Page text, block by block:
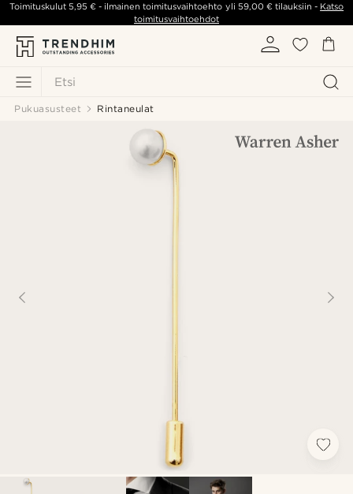
Etsi
Toimituskulut5,95 € - ilmainen toimitusvaihtoehto yli 59,00 €tilauksiin - Katso
toimitusvaihtoehdot
Pukuasusteet Rintaneulat